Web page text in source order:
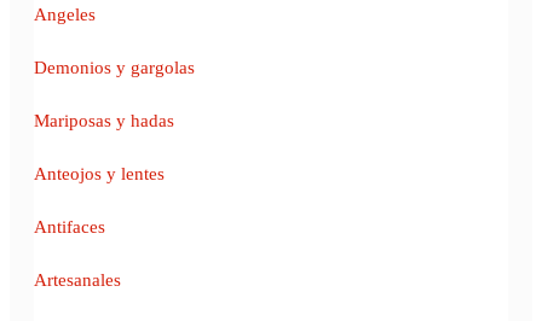
Angeles
Demonios y gargolas
Mariposas y hadas
Anteojos y lentes
Antifaces
Artesanales